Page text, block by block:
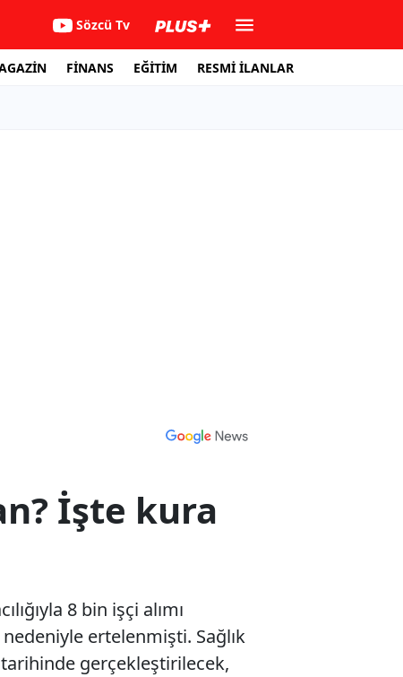
Sözcü Tv
FİNANS EĞİTİM RESMİ İLANLAR
İşte kura
8 bin işçi alımı
ertelenmişti. Sağlık
gerçekleştirilecek,